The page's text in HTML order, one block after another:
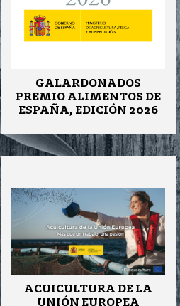
GALARDONADOS
PREMIO ALIMENTOS DE
ESPAÑA, EDICIÓN 2026
ACUICULTURA DE LA
UNIÓN EUROPEA